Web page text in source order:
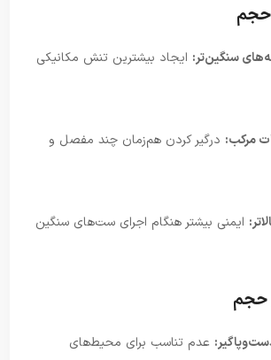
حجم
سنگین‌تر: ایجاد بیشترین تنش مکانیکی
مرکب: درگیر کردن هم‌زمان چند مفصل و
ایمنی بیشتر هنگام اجرای ست‌های سنگین
حجم
عدم تناسب برای محیط‌های